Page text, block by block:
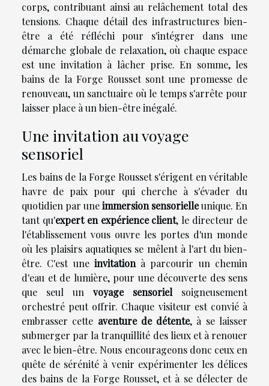
corps, contribuant ainsi au relâchement total des
tensions. Chaque détail des infrastructures bien-
être a été réfléchi pour s'intégrer dans une
démarche globale de relaxation, où chaque espace
est une invitation à lâcher prise. En somme, les
bains de la Forge Rousset sont une promesse de
renouveau, un sanctuaire où le temps s'arrête pour
laisser place à un bien-être inégalé.
Une invitation au voyage
sensoriel
Les bains de la Forge Rousset s'érigent en véritable
havre de paix pour qui cherche à s'évader du
quotidien par uneimmersion sensorielleunique. En
tant qu'expert en expérience client, le directeur de
l'établissement vous ouvre les portes d'un monde
où les plaisirs aquatiques se mêlent à l'art du bien-
être. C'est une invitationà parcourir un chemin
d'eau et de lumière, pour une découverte des sens
que seul un voyage sensoriel soigneusement
orchestré peut offrir. Chaque visiteur est convié à
embrasser cette aventure de détente, à se laisser
submerger par la tranquillité des lieux et à renouer
avec le bien-être. Nous encourageons donc ceux en
quête de sérénité à venir expérimenter les délices
des bains de la Forge Rousset, et à se délecter de